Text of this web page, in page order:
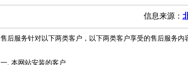
信息来源：
售后服务针对以下两类客户，以下两类客户享受的售后服务内
一. 本网站安装的客户